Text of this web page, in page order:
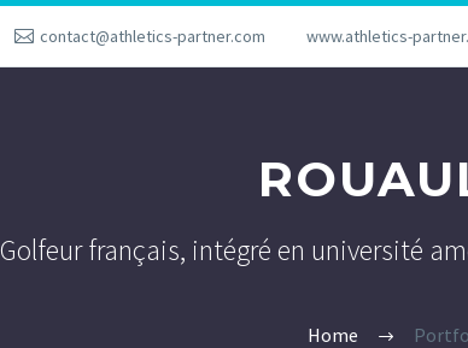
contact@athletics-partner.com www.athletics-
Golfeur français, intégré en université
Home